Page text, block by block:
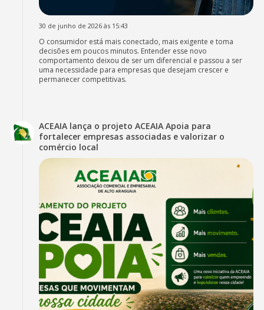
30 de junho de 2026 às 15:43
O consumidor está mais conectado, mais exigente e toma
decisões em poucos minutos. Entender esse novo
comportamento deixou de ser um diferencial e passou a ser
uma necessidade para empresas que desejam crescer e
permanecer competitivas.
ACEAIA lança o projeto ACEAIA Apoia para
fortalecer empresas associadas e valorizar o
comércio local